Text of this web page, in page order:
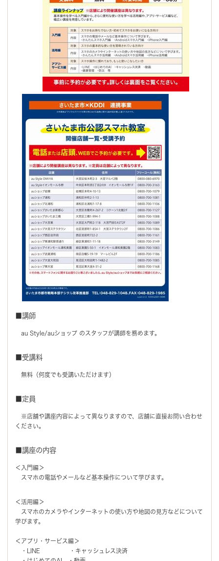
■講師
au Style/auショップ のスタッフが講師を務めます。
■受講料
無料（何度でも受講いただけます）
■定員
※店舗や講座内容によって異なりますので、店舗に直接お問い合わせ
ください。
■講座の内容
＜入門編＞
スマホの電話やメールなど基本操作について学びます。
＜活用編＞
スマホのカメラやインターネットの使い方や地図の見方などについて
学びます。
＜アプリ・サービス編＞
・LINE ・キャッシュレス決済